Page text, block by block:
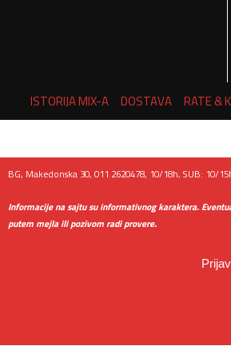
ISTORIJA MIX-A DOSTAVA RATE &
BG, Makedonska 30, 011 2620478, 10/18h, SUB: 10/
Informacije na sajtu su informativnog karaktera.
putem mejla ili pozivom radi provere.